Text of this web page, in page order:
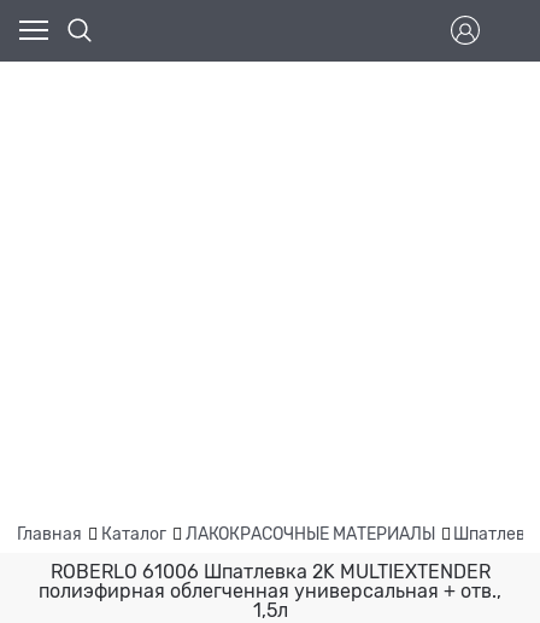
Главная Каталог ЛАКОКРАСОЧНЫЕ МАТЕРИАЛЫ
ROBERLO 61006 Шпатлевка 2K MULTIEXTENDER
полиэфирная облегченная универсальная + отв.,
1,5л